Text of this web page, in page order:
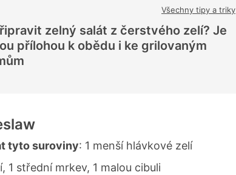
Všechny tipy a triky
zelný salát z čerstvého zelí? Je
přílohou k obědu i ke grilovaným
tyto suroviny: 1 menší hlávkové zelí
1 střední mrkev, 1 malou cibuli